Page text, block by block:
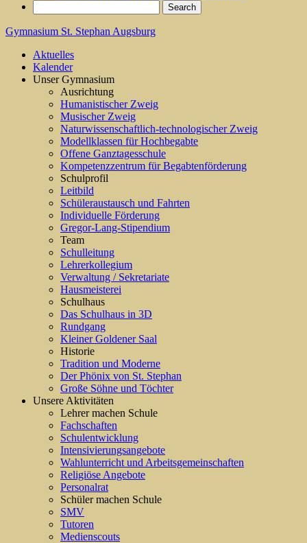
Gymnasium St. Stephan Augsburg
Aktuelles
Kalender
Unser Gymnasium
Ausrichtung
Humanistischer Zweig
Musischer Zweig
Naturwissenschaftlich-technologischer Zweig
Modellklassen für Hochbegabte
Offene Ganztagesschule
Kompetenzzentrum für Begabtenförderung
Schulprofil
Leitbild
Schüleraustausch und Fahrten
Individuelle Förderung
Gregor-Lang-Stipendium
Team
Schulleitung
Lehrerkollegium
Verwaltung / Sekretariate
Hausmeisterei
Schulhaus
Das Schulhaus in 3D
Rundgang
Kleiner Goldener Saal
Historie
Tradition und Moderne
Der Phönix von St. Stephan
Große Söhne und Töchter
Unsere Aktivitäten
Lehrer machen Schule
Fachschaften
Schulentwicklung
Intensivierungsangebote
Wahlunterricht und Arbeitsgemeinschaften
Religiöse Angebote
Personalrat
Schüler machen Schule
SMV
Tutoren
Medienscouts